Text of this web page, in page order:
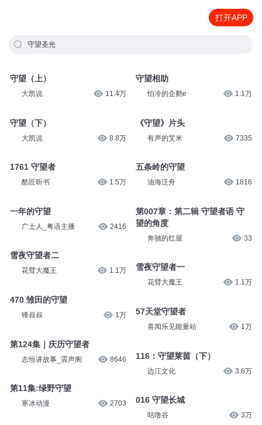
打开APP
守望圣光
守望（上）
大凯说 11.4万
守望（下）
大凯说 8.8万
1761 守望者
酷匠听书 1.5万
一年的守望
广土人_粤语主播 2416
雪夜守望者二
花臂大魔王 1.1万
470 雏田的守望
锋叔叔 1万
第124集｜庆历守望者
志恒讲故事_震声阁 8646
第11集:绿野守望
寒冰动漫 2703
守望相助
怕冷的企鹅e 1.1万
《守望》片头
有声的艾米 7335
五条岭的守望
油海泛舟 1816
第007章：第二辑 守望者语 守
望的角度
奔驰的红屋 33
雪夜守望者一
花臂大魔王 1.1万
57天堂守望者
喜闻乐见能量站 1万
116：守望莱茵（下）
边江文化 3.6万
016 守望长城
咕噜谷 3万